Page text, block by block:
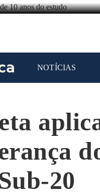
NOTÍCIAS
20